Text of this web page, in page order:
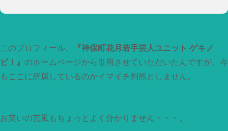
このプロフィール、
『神保町花月若手芸人ユニット ゲキノ
ビ！』 のホームページから引用させていただいたんですが、今
もここに所属しているのかイマイチ判然としません。
お笑いの芸風もちょっとよく分かりません・・・。